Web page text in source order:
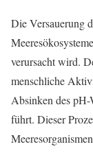
Die Versauerung
verursacht wird.
menschliche
Absinken des pH-
führt. Dieser